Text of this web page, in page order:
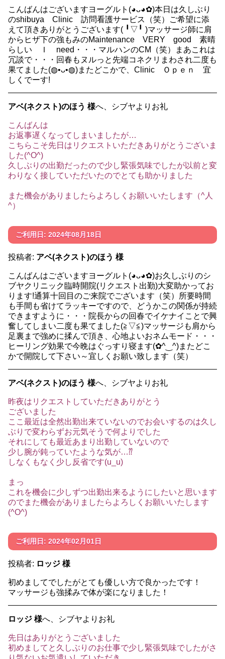
こんばんはございますヨーグルト(⁠◕⁠ᴗ⁠◕⁠✿⁠)本日は久しぶり
のshibuya Clinic 訪問看護サービス（笑）ご希望に添
えて頂きありがとうございます(⁠ ⁠╹⁠▽⁠╹⁠ ⁠)マッサージ師に肩
からヒザ下の強もみのMaintenance VERY good 素晴
らしい Ｉ need・・・マルハンのCM（笑）まあこれは
冗談で・・・回春もヌルっと先端コネクリまわされ二度も
果てました(⁠◍⁠•⁠ᴗ⁠•⁠◍⁠)またどこかで、Clinic Ｏｐｅｎ 宜
しくでーす!
アベ(ネクスト)のほう 様へ、シブヤよりお礼
こんばんは
お返事遅くなってしまいましたが…
こちらこそ先日はリクエストいただきありがとうございま
した(^O^)
久しぶりの出勤だったので少し緊張気味でしたが以前と変
わりなく接していただいたのでとても助かりました
また機会がありましたらよろしくお願いいたします（^人
^）
ご利用日: 2024年08月18日
投稿者: アベ(ネクスト)のほう 様
こんばんはございますヨーグルト(⁠◕⁠ᴗ⁠◕⁠✿⁠)お久しぶりのシ
ブヤクリニック臨時開院(リクエスト出勤)大変助かってお
ります!通算十回目のご来院でございます（笑）所要時間
も手間も省けてラッキーですので、どうかこの関係が持続
できますように・・・院長からの回春でイケナイことで興
奮してしまい二度も果てました(⁠≧⁠▽⁠≦⁠)マッサージも肩から
足裏まで強めに揉んで頂き、心地よいおネムモード・・・
ヒーリング効果で今晩はぐっすり寝ます(⁠✿⁠^⁠‿⁠^⁠)またどこ
かで開院して下さい～宜しくお願い致します（笑）
アベ(ネクスト)のほう 様へ、シブヤよりお礼
昨夜はリクエストしていただきありがとう
ございました
ここ最近は全然出勤出来ていないのでお会いするのは久し
ぶりで変わらずお元気そうで何よりでした
それにしても最近あまり出勤していないので
少し腕が鈍っていたような気が…⁇
しなくもなく少し反省です(u_u)
まっ
これを機会に少しずつ出勤出来るようにしたいと思います
のでまた機会がありましたらよろしくお願いいたします
(^O^)
ご利用日: 2024年02月01日
投稿者: ロッジ 様
初めましてでしたがとても優しい方で良かったです！
マッサージも強揉みで体が楽になりました！
ロッジ 様へ、シブヤよりお礼
先日はありがとうございました
初めましてと久しぶりのお仕事で少し緊張気味でしたがさ